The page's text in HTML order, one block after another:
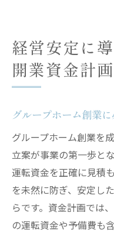
経営安定に
開業資金計画
グループホーム創業
グループホーム創業を
立案が事業の第一歩と
運転資金を正確に見積
を未然に防ぎ、安定し
らです。資金計画では
の運転資金や予備費も